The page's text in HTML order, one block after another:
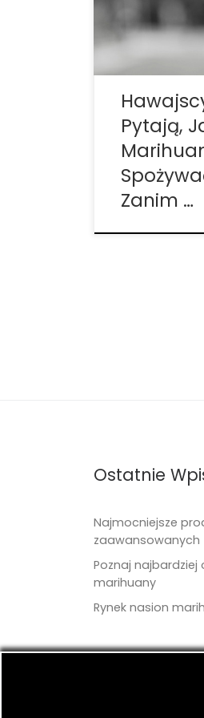
rezolucję
Departament
dana osoba
samochodem
Pytają,
Zanim …
Ostatnie
Najmocniejsze
zaawansowanych
Poznaj
marihuany
Rynek nasion